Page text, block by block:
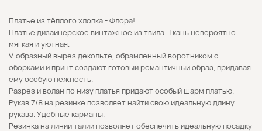
Платье из тёплого хлопка - Флора!
Платье дизайнерское винтажное из твила. Ткань невероятно
мягкая и уютная.
V-образный вырез декольте, обрамленный воротником с
оборками и принт создают готовый романтичный образ, придавая
ему особую нежность.
Разрез и волан по низу платья придают особый шарм платью.
Рукав 7/8 на резинке позволяет найти свою идеальную длину
рукава. Удобные карманы.
Резинка на линии талии позволяет обеспечить идеальную посадку
Безналичная оплата
Формирование и отправка заказов
осуществляется только по 100% предоплате.